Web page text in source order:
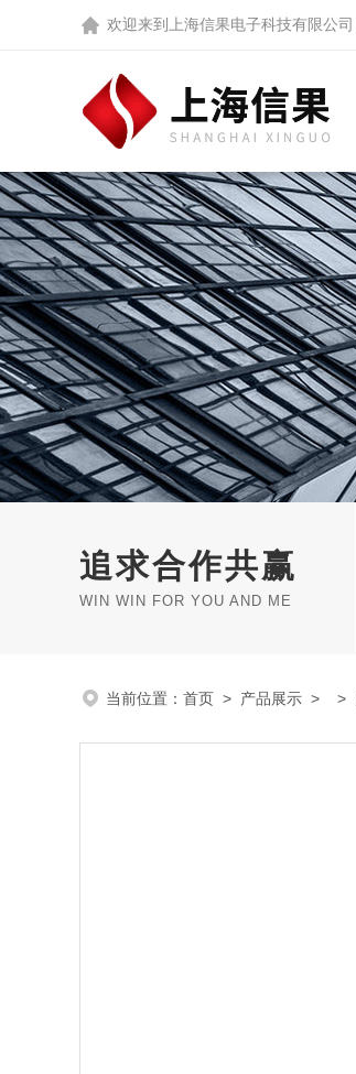
欢迎来到 上海信果电子科技有限公司
追求合作共赢
WIN WIN FOR YOU AND ME
当前位置： 首页 > 产品展示 > >